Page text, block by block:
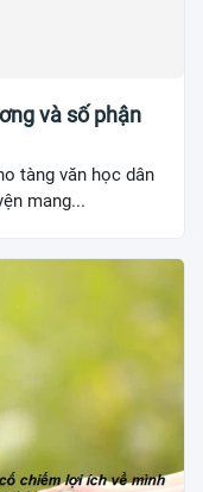
và số phận
tàng văn học dân
mang...